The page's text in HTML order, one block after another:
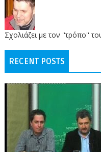
Σχολιάζει με τον ''τρόπο''
RECENT POSTS